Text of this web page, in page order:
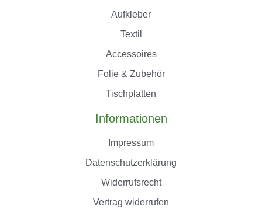
Aufkleber
Textil
Accessoires
Folie & Zubehör
Tischplatten
Informationen
Impressum
Datenschutzerklärung
Widerrufsrecht
Vertrag widerrufen